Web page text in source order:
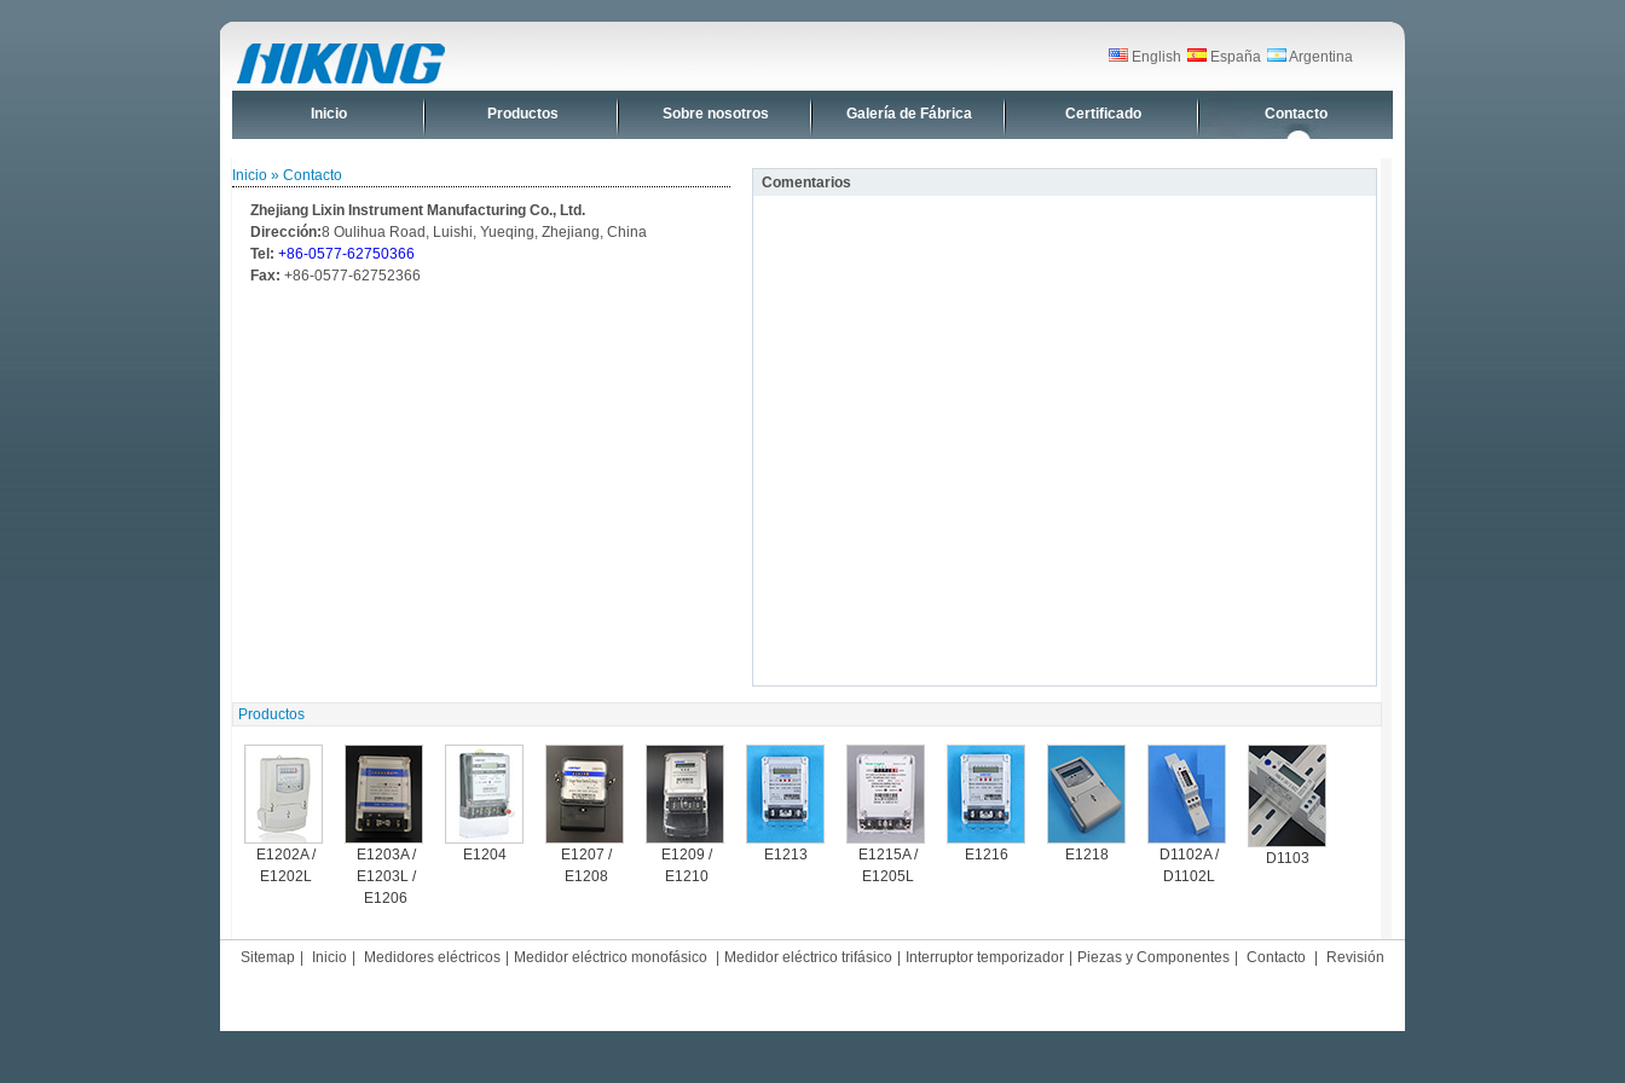
English España Argentina
Inicio Productos Sobre nosotros Galería de Fábrica Certificado Contacto
Inicio » Contacto
Zhejiang Lixin Instrument Manufacturing Co., Ltd.
Dirección:8 Oulihua Road, Luishi, Yueqing, Zhejiang, China
Tel: +86-0577-62750366
Fax: +86-0577-62752366
Comentarios
Productos
E1202A /
E1202L
E1203A /
E1203L /
E1206
E1204
E1207 /
E1208
E1209 /
E1210
E1213
E1215A /
E1205L
E1216 E1218
D1102A /
D1102L
D1103
Sitemap Inicio Medidores eléctricos Medidor eléctrico monofásico Medidor eléctrico trifásico Interruptor temporizador Piezas y Componentes Contacto Revisión